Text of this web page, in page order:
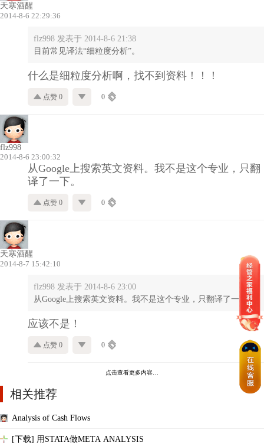
天寒酒醒
2014-8-6 22:29:36
flz998 发表于 2014-8-6 21:38
目前常见译法“细粒度分析”。
什么是细粒度分析啊，找不到资料！！！
点赞 0 0
flz998
2014-8-6 23:00:32
从Google上搜索英文资料。我不是这个专业，只翻
译了一下。
点赞 0 0
天寒酒醒
2014-8-7 15:42:10
flz998 发表于 2014-8-6 23:00
从Google上搜索英文资料。我不是这个专业，只翻译了一下。
应该不是！
点赞 0 0
点击查看更多内容…
相关推荐
Analysis of Cash Flows
[下载] 用STATA做META ANALYSIS